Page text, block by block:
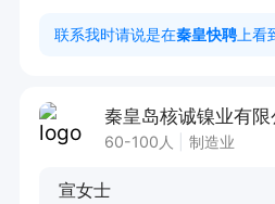
1.，冶金工程、材料科学与
3. 工作责任心强，踏实肯干
联系我时请说是在秦皇快聘 上看
秦皇岛核诚镍业有限
60-100人 制造业
宣女士